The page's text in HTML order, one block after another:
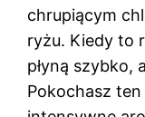
chrupiącym
ryżu. Kiedy to
płyną szybko,
Pokochasz